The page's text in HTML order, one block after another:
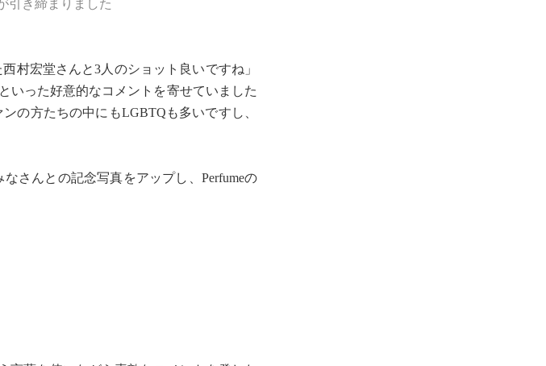
引き締まりました
村宏堂さんと3人のショット良いですね」
いった好意的なコメントを寄せていました
の方たちの中にもLGBTQも多いですし、
さんとの記念写真をアップし、Perfumeの